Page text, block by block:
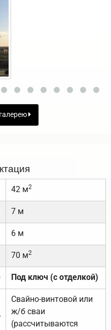
42 м2
7 м
6 м
70 м2
Под ключ (с отделкой)
Свайно-винтовой или
ж/б сваи
(рассчитываются